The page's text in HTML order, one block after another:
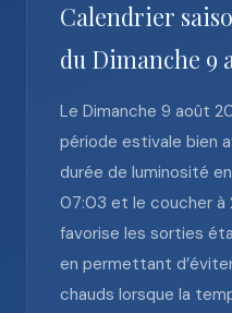
Calendrier
du Dimanche 9
Le Dimanche 9 août
période estivale bien
durée de luminosité
07:03 et le coucher à
favorise les sorties
en permettant
chauds lorsque la